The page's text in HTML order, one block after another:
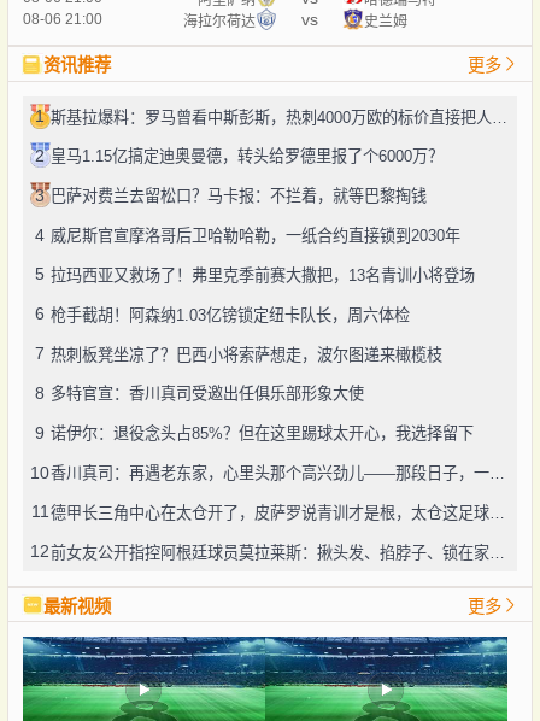
08-06 21:00
海拉尔荷达 vs 史兰姆
资讯推荐 更多
1
2 皇马1.15亿搞定迪奥曼德，转头给罗德里报了个6000万？
3 巴萨对费兰去留松口？马卡报：不拦着，就等巴黎掏钱
4 威尼斯官宣摩洛哥后卫哈勒哈勒，一纸合约直接锁到2030年
5 拉玛西亚又救场了！弗里克季前赛大撒把，13名青训小将登场
6 枪手截胡！阿森纳1.03亿镑锁定纽卡队长，周六体检
7 热刺板凳坐凉了？巴西小将索萨想走，波尔图递来橄榄枝
8 多特官宣：香川真司受邀出任俱乐部形象大使
9 诺伊尔：退役念头占85%？但在这里踢球太开心，我选择留下
10 香川真司：再遇老东家，心里头那个高兴劲儿——那段日子，一辈子忘不了
11 德甲长三角中心在太仓开了，皮萨罗说青训才是根，太仓这足球味儿还真不赖
12
最新视频 更多